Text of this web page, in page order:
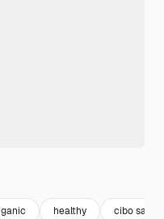
healthy cibo sano